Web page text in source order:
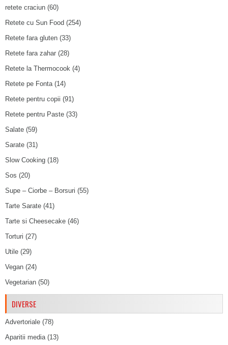
retete craciun (60)
Retete cu Sun Food (254)
Retete fara gluten (33)
Retete fara zahar (28)
Retete la Thermocook (4)
Retete pe Fonta(14)
Retete pentru copii (91)
Retete pentru Paste (33)
Salate (59)
Sarate (31)
Slow Cooking (18)
Sos (20)
Supe – Ciorbe – Borsuri (55)
Tarte Sarate (41)
Tarte si Cheesecake (46)
Torturi (27)
Utile (29)
Vegan (24)
Vegetarian (50)
DIVERSE
Advertoriale (78)
Aparitii media(13)